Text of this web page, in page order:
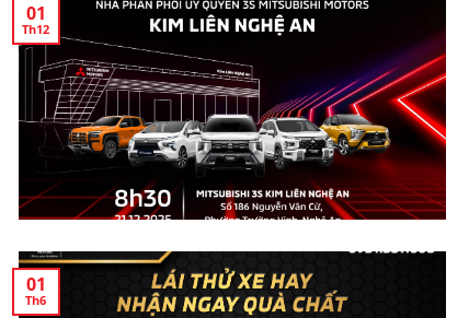
01
Th12
01
Th6